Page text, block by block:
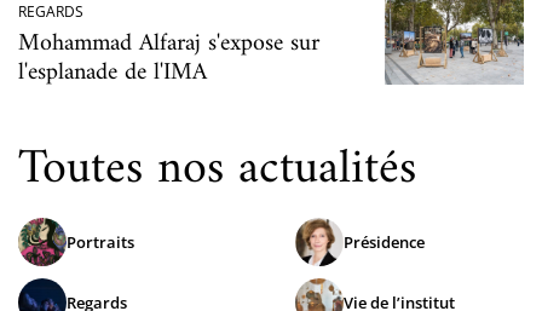
REGARDS
Mohammad Alfaraj s'expose sur
l'esplanade de l'IMA
Toutes nos actualités
Portraits
Regards
Présidence
Vie de l’institut